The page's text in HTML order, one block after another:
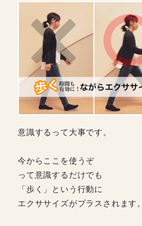
意識するって大事です。
今からここを使うぞ
って意識するだけでも
「歩く」という行動に
エクササイズがプラスされます。